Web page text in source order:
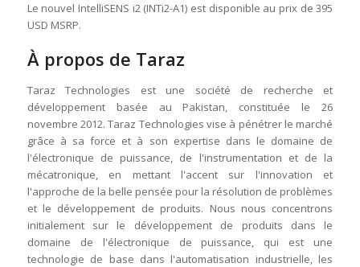
Le nouvel IntelliSENS i2 (INTi2-A1) est disponible au prix de 395
USD MSRP.
À propos de Taraz
Taraz Technologies est une société de recherche et
développement basée au Pakistan, constituée le 26
novembre 2012. Taraz Technologies vise à pénétrer le marché
grâce à sa force et à son expertise dans le domaine de
l'électronique de puissance, de l'instrumentation et de la
mécatronique, en mettant l'accent sur l'innovation et
l'approche de la belle pensée pour la résolution de problèmes
et le développement de produits. Nous nous concentrons
initialement sur le développement de produits dans le
domaine de l'électronique de puissance, qui est une
technologie de base dans l'automatisation industrielle, les